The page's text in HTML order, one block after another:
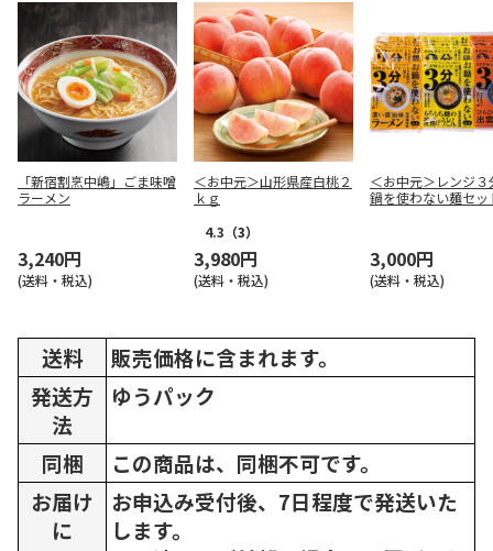
「新宿割烹中嶋」ごま味噌
ラーメン
3,240円
(送料・税込)
＜お中元＞山形県産白桃２
ｋｇ
4.3 （3）
3,980円
(送料・税込)
＜お中元＞レンジ
鍋を使わない麺セッ
3,000円
(送料・税込)
送料
販売価格に含まれます。
発送方
法
ゆうパック
同梱
この商品は、同梱不可です。
お届け
に
お申込み受付後、7日程度で発送いた
します。